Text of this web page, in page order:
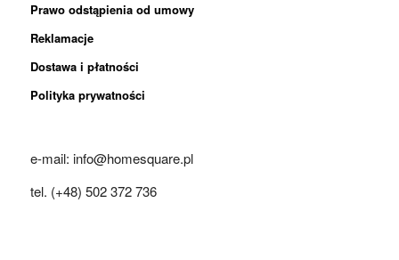
Prawo odstąpienia od umowy
Reklamacje
Dostawa i płatności
Polityka prywatności
e-mail: info@homesquare.pl
tel. (+48) 502 372 736